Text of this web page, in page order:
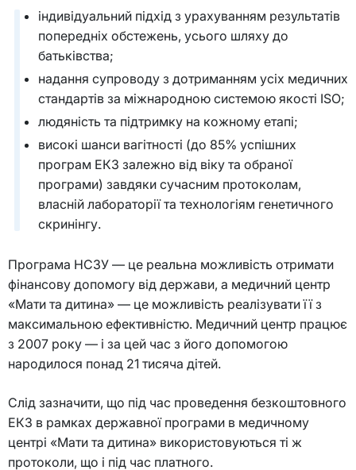
індивідуальний підхід з урахуванням результатів
попередніх обстежень, усього шляху до
батьківства;
надання супроводу з дотриманням усіх медичних
стандартів за міжнародною системою якості ISO;
людяність та підтримку на кожному етапі;
високі шанси вагітності (до 85% успішних
програм ЕКЗ залежно від віку та обраної
програми) завдяки сучасним протоколам,
власній лабораторії та технологіям генетичного
скринінгу.
Програма НСЗУ — це реальна можливість отримати
фінансову допомогу від держави, а медичний центр
«Мати та дитина» — це можливість реалізувати її з
максимальною ефективністю. Медичний центр працює
з 2007 року — і за цей час з його допомогою
народилося понад 21 тисяча дітей.
Слід зазначити, що під час проведення безкоштовного
ЕКЗ в рамках державної програми в медичному
центрі «Мати та дитина» використовуються ті ж
протоколи, що і під час платного.